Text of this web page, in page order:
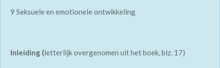
9 Seksuele en emotionele ontwikkeling
Inleiding (letterlijk overgenomen uit het boek, blz. 17)